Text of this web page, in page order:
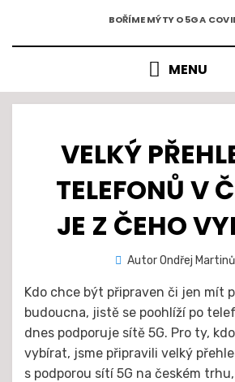
obsahu
BOŘÍME MÝTY O 5G A
MENU
VELKÝ
TELEFONŮ V
JE Z ČEHO
AutorOndřej Martinů
Kdo chce být připraven či jen mít
budoucna, jistě se poohlíží po
dnes podporuje sítě 5G. Pro ty,
vybírat, jsme připravili velký
s podporou sítí 5G na českém